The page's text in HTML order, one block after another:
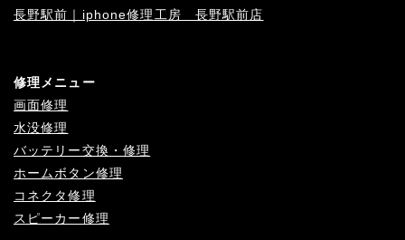
長野駅前｜iphone修理工房 長野駅前店
修理メニュー
画面修理
水没修理
バッテリー交換・修理
ホームボタン修理
コネクタ修理
スピーカー修理